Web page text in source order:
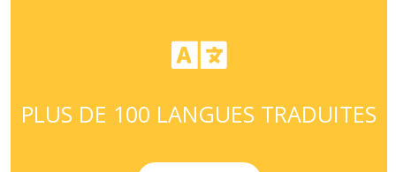
PLUS DE 100 LANGUES TRADUITES